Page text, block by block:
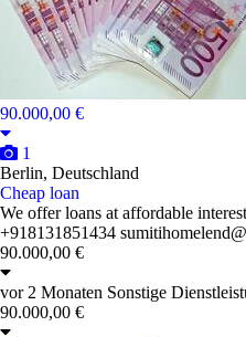
90.000,00 €
1
Berlin, Deutschland
Cheap loan
We offer loans at affordable
+918131851434
90.000,00 €
vor 2 Monaten Sonstige
90.000,00 €